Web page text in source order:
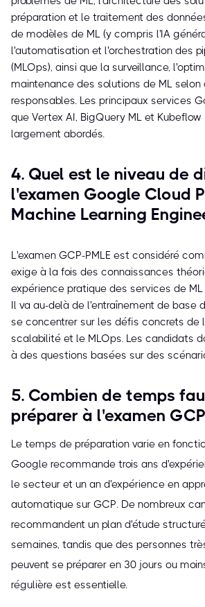
préparation et le traitement des
de modèles de ML (y compris l'IA
l'automatisation et l'orchestration des
(MLOps), ainsi que la surveillance,
maintenance des solutions de ML selon
responsables. Les principaux services
que Vertex AI, BigQuery ML et Kubeflow
largement abordés.
4. Quel est le niveau de
l'examen Google Cloud
Machine Learning
L'examen GCP-PMLE est considéré
exige à la fois des connaissances
expérience pratique des services de
Il va au-delà de l'entraînement de base
se concentrer sur les défis concrets de
scalabilité et le MLOps. Les candidats
à des questions basées sur des
5. Combien de temps
préparer à l'examen
Le temps de préparation varie en
Google recommande trois ans
le secteur et un an d'expérience en
automatique sur GCP. De nombreux
recommandent un plan d'étude
semaines, tandis que des personnes
peuvent se préparer en 30 jours ou
régulière est essentielle.